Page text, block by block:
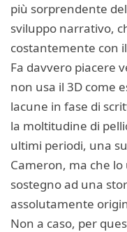
più sorprendente
sviluppo narrativo,
costantemente con
Fa davvero piacere
non usa il 3D come
lacune in fase di
la moltitudine di
ultimi periodi, una
Cameron, ma che
sostegno ad una
assolutamente
Non a caso, per